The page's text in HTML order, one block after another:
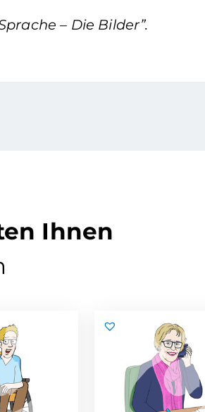
– Die Bilder”.
Ihnen